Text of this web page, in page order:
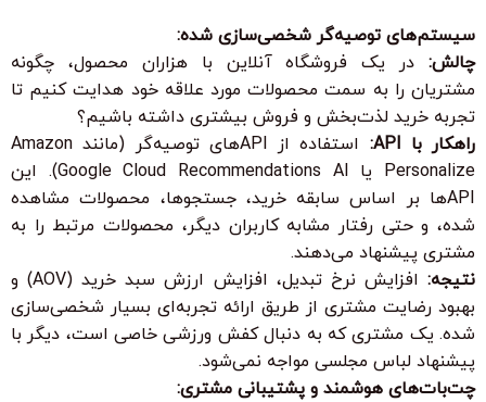
سیستم‌های توصیه‌گر شخصی‌سازی شده:
چالش: در یک فروشگاه آنلاین با هزاران محصول، چگونه
مشتریان را به سمت محصولات مورد علاقه خود هدایت کنیم تا
تجربه خرید لذت‌بخش و فروش بیشتری داشته باشیم؟
راهکار با API:
استفاده از APIهای توصیه‌گر (مانند Amazon
Personalize یا Google Cloud Recommendations AI). این
APIها بر اساس سابقه خرید، جستجوها، محصولات مشاهده
شده، و حتی رفتار مشابه کاربران دیگر، محصولات مرتبط را به
مشتری پیشنهاد می‌دهند.
نتیجه:
افزایش نرخ تبدیل، افزایش ارزش سبد خرید (AOV) و
بهبود رضایت مشتری از طریق ارائه تجربه‌ای بسیار شخصی‌سازی
شده. یک مشتری که به دنبال کفش ورزشی خاصی است، دیگر با
پیشنهاد لباس مجلسی مواجه نمی‌شود.
چت‌بات‌های هوشمند و پشتیبانی مشتری: